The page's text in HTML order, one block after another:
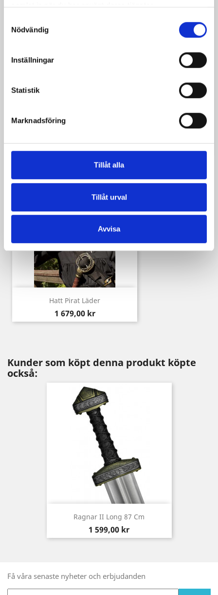
samlat in när du har använt deras tjänster.
Nödvändig
Inställningar
Statistik
Marknadsföring
Tillåt alla
Tillåt urval
Avvisa
Khepri är ett underbart svärd med alla detaljer i
högsta kvalitet som påminner om egypten.
Total längd
Hatt Pirat Läder
Pris
1 679,00 kr
Kunder som köpt denna produkt köpte
också:
Ragnar II Long 87 Cm
Pris
1 599,00 kr
Få våra senaste nyheter och erbjudanden